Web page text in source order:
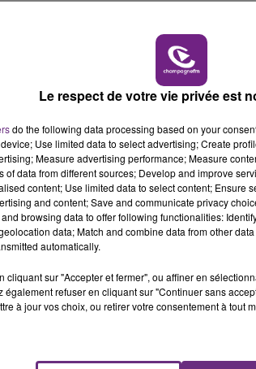
l’honneur. Ils seront 38 musiciens
projecteurs.
tout droit de Vrigny, à quelques
la Cartonnerie, au Frac, au Cellier,
et Croix Rouge, à la Comédie et à la
Le respect de votre vie privée est
do the following data processing based on your
Use limited data to select advertising; Create
Measure advertising performance; Measure
of data from different sources; Develop and improve
content; Use limited data to select content; Ensure
and content; Save and communicate privacy
browsing data to offer following functionalities:
data; Match and combine data from other
automatically.
cliquant sur "Accepter et fermer", ou affiner en
également refuser en cliquant sur "Continuer sans
à jour vos choix, ou retirer votre consentement à tout